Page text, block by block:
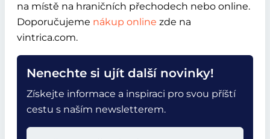
na místě na hraničních přechodech nebo online.
Doporučujeme nákup online zde na
vintrica.com.
Nenechte si ujít další novinky!
Získejte informace a inspiraci pro svou příští
cestu s naším newsletterem.